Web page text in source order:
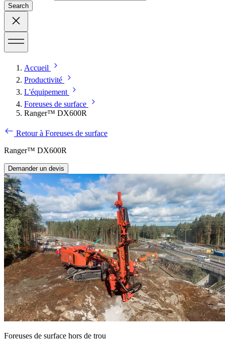
Search
Accueil
Productivité
L'équipement
Foreuses de surface
Ranger™ DX600R
Retour à Foreuses de surface
Ranger™ DX600R
Demander un devis
Foreuses de surface hors de trou